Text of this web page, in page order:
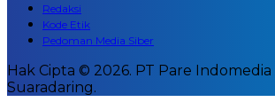
Redaksi
Kode Etik
Pedoman Media Siber
Hak Cipta © 2026. PT Pare
Suaradaring.